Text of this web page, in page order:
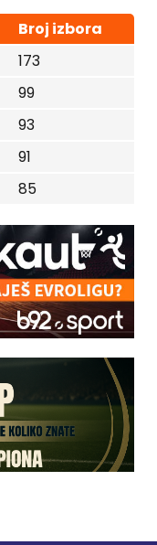
Broj izbora
173
99
93
91
85